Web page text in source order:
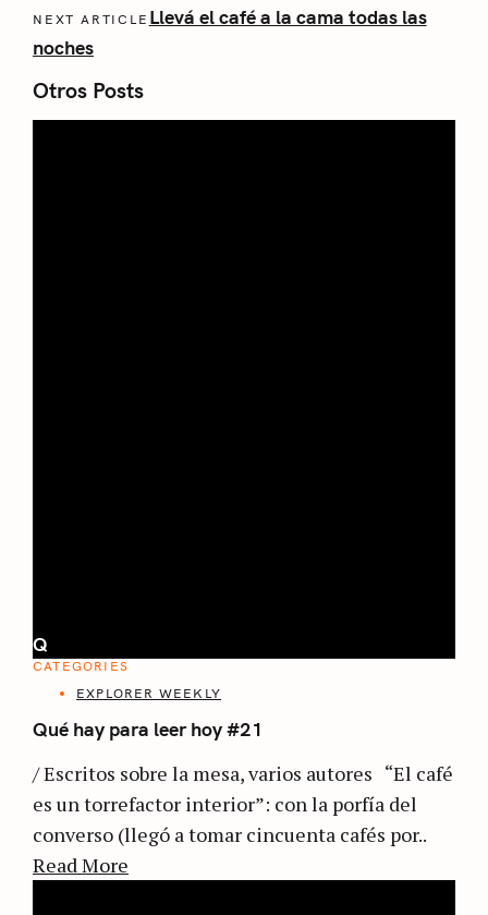
NEXT ARTICLE Llevá el café a la cama todas las
noches
Otros Posts
Q
CATEGORIES
EXPLORER WEEKLY
Qué hay para leer hoy #21
/ Escritos sobre la mesa, varios autores “El café
es un torrefactor interior”: con la porfía del
converso (llegó a tomar cincuenta cafés por..
Read More